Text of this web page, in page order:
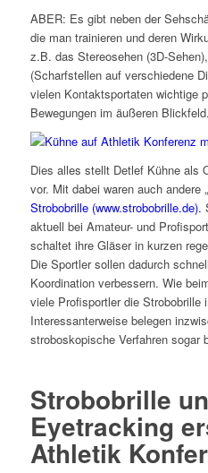
ABER: Es gibt neben der
die man trainieren und deren
z.B. das Stereosehen (3D-
(Scharfstellen auf verschiedene
vielen Kontaktsportaten wichtige
Bewegungen im äußeren Blickfeld.
Dies alles stellt Detlef Kühne als
vor. Mit dabei waren auch andere
Strobobrille (www.strobobrille.de).
aktuell bei Amateur- und
schaltet ihre Gläser in kurzen
Die Sportler sollen dadurch
Koordination verbessern. Wie
viele Profisportler die Strobobrille
Interessanterweise belegen
stroboskopische Verfahren sogar
Strobobrille
Eyetracking
Athletik